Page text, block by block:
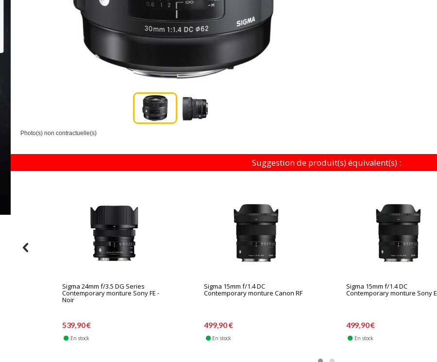
Photo(s) non contractuelle(s)
Suggestion de produit(s) équivalent(s) :
Sigma 24mm f/3.5 DG Series
Contemporary monture Sony FE -
Noir
539,90 €
En stock
Sigma 15mm f/1.4 DC
Contemporary monture Canon RF
499,90 €
En stock
Sigma 15mm f/1.4 DC
Contemporary monture Sony E
499,90 €
En stock